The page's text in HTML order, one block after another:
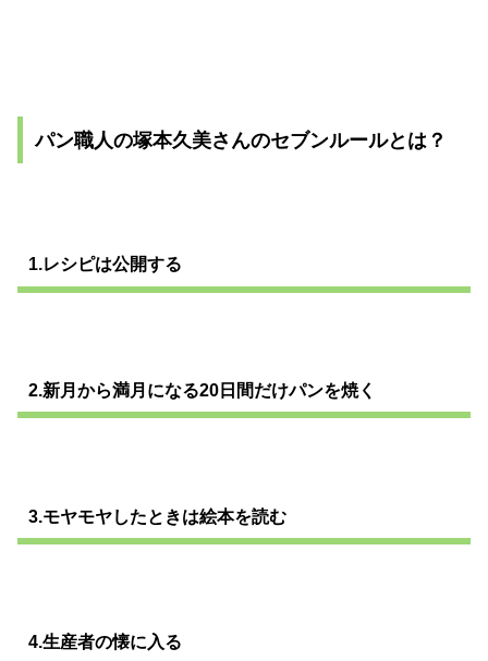
パン職人の塚本久美さんのセブンルールとは？
1.レシピは公開する
2.新月から満月になる20日間だけパンを焼く
3.モヤモヤしたときは絵本を読む
4.生産者の懐に入る